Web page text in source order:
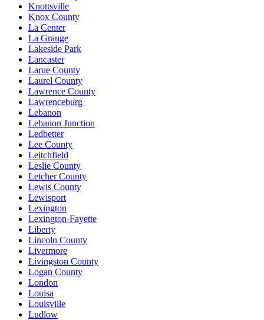
Knottsville
Knox County
La Center
La Grange
Lakeside Park
Lancaster
Larue County
Laurel County
Lawrence County
Lawrenceburg
Lebanon
Lebanon Junction
Ledbetter
Lee County
Leitchfield
Leslie County
Letcher County
Lewis County
Lewisport
Lexington
Lexington-Fayette
Liberty
Lincoln County
Livermore
Livingston County
Logan County
London
Louisa
Louisville
Ludlow